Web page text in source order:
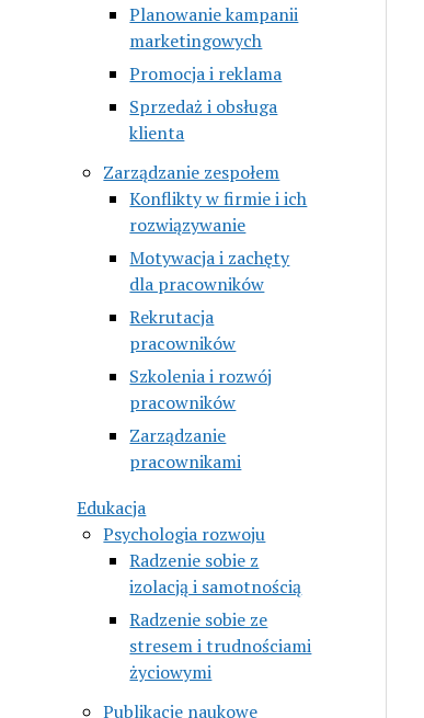
Planowanie kampanii
marketingowych
Promocja i reklama
Sprzedaż i obsługa
klienta
Zarządzanie zespołem
Konflikty w firmie i ich
rozwiązywanie
Motywacja i zachęty
dla pracowników
Rekrutacja
pracowników
Szkolenia i rozwój
pracowników
Zarządzanie
pracownikami
Edukacja
Psychologia rozwoju
Radzenie sobie z
izolacją i samotnością
Radzenie sobie ze
stresem i trudnościami
życiowymi
Publikacje naukowe